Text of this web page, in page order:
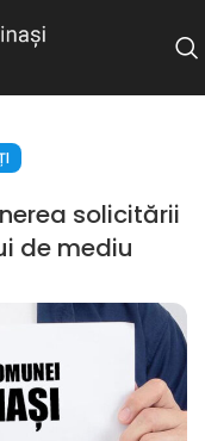
solicitării
de mediu